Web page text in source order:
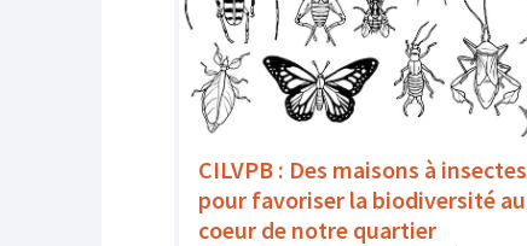
CILVPB : Des maisons à insectes
pour favoriser la biodiversité au
coeur de notre quartier